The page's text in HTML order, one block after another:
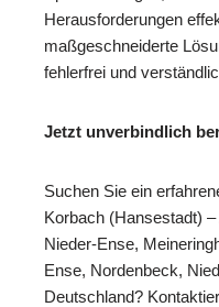
Herausforderungen
maßgeschneiderte
fehlerfrei und
Jetzt unverbindlich
Suchen Sie ein
Korbach (Hansestadt)
Nieder-Ense,
Ense, Nordenbeck,
Deutschland?